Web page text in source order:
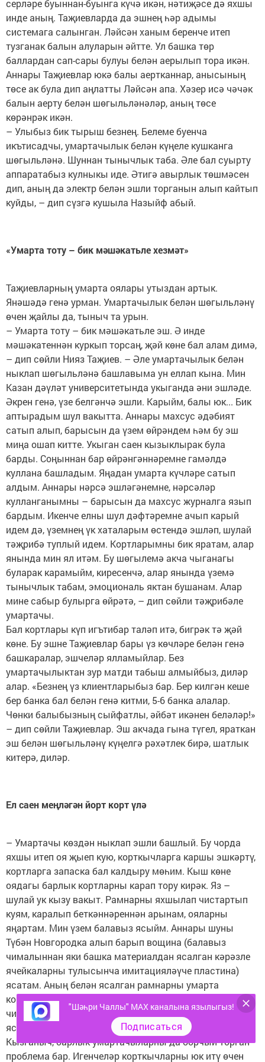
серләре буыннан-буынга күчә икән, нәтиҗәсе дә яхшы
инде аның. Таҗиевларда да эшнең һәр адымы
системага салынган. Ләйсән ханым беренче итеп
тузганак балын алуларын әйтте. Ул башка төр
баллардан сап-сары булуы белән аерылып тора икән.
Аннары Таҗиевлар юкә балы аертканнар, анысының
төсе ак була дип аңлатты Ләйсән апа. Хәзер исә чәчәк
балын аерту белән шөгыльләнәләр, аның төсе
көрәнрәк икән.
– Улыбыз бик тырыш безнең. Белеме буенча
икътисадчы, умартачылык белән күңеле кушканга
шөгыльләнә. Шуннан тынычлык таба. Әле бал суырту
аппаратабыз кулныкы иде. Әтигә авырлык төшмәсен
дип, аның да электр белән эшли торганын алып кайтып
куйды, – дип сүзгә кушыла Назыйф абый.
«Умарта тоту – бик мәшәкатьле хезмәт»
Таҗиевларның умарта оялары утыздан артык.
Янәшәдә генә урман. Умартачылык белән шөгыльләнү
өчен җайлы да, тыныч та урын.
– Умарта тоту – бик мәшәкатьле эш. Ә инде
мәшәкатеннән куркып торсаң, җәй көне бал алам димә,
– дип сөйли Нияз Таҗиев. – Әле умартачылык белән
ныклап шөгыльләнә башлавыма ун еллап кына. Мин
Казан дәүләт университетында укыганда әни эшләде.
Әкрен генә, үзе белгәнчә эшли. Карыйм, балы юк... Бик
аптырадым шул вакытта. Аннары махсус әдәбият
сатып алып, барысын да үзем өйрәндем һәм бу эш
миңа ошап китте. Укыган саен кызыклырак була
барды. Соңыннан бар өйрәнгәннәремне гамәлдә
куллана башладым. Яңадан умарта күчләре сатып
алдым. Аннары нәрсә эшләгәнемне, нәрсәләр
кулланганымны – барысын да махсус журналга язып
бардым. Икенче елны шул дәфтәремне ачып карый
идем дә, үземнең үк хаталарым өстендә эшләп, шулай
тәҗрибә туплый идем. Кортларымны бик яратам, алар
янында мин ял итәм. Бу шөгылемә акча чыганагы
буларак карамыйм, киресенчә, алар янында үземә
тынычлык табам, эмоциональ яктан бушанам. Алар
мине сабыр булырга өйрәтә, – дип сөйли тәҗрибәле
умартачы.
Бал кортлары күп игътибар таләп итә, бигрәк тә җәй
көне. Бу эшне Таҗиевлар бары үз көчләре белән генә
башкаралар, эшчеләр ялламыйлар. Без
умартачылыктан зур матди табыш алмыйбыз, диләр
алар. «Безнең үз клиентларыбыз бар. Бер килгән кеше
бер банка бал белән генә китми, 5-6 банка алалар.
Чөнки балыбызның сыйфатлы, әйбәт икәнен беләләр!»
– дип сөйли Таҗиевлар. Эш акчада гына түгел, яраткан
эш белән шөгыльләнү күңелгә рәхәтлек бирә, шатлык
китерә, диләр.
Ел саен меңләгән йорт корт үлә
– Умартачы көздән ныклап эшли башлый. Бу чорда
яхшы итеп оя җыеп кую, корткычларга каршы эшкәртү,
кортларга запаска бал калдыру мөһим. Кыш көне
оядагы барлык кортларны карап тору кирәк. Яз –
шулай ук кызу вакыт. Рамнарны яхшылап чистартып
куям, каралып беткәннәреннән арынам, ояларны
яңартам. Мин үзем балавыз ясыйм. Аннары шуны
Түбән Новгородка алып барып вощина (балавыз
чималыннан яки башка материалдан ясалган кәрәзле
ячейкаларны тулысынча имитацияләүче пластина)
ясатам. Аның белән ясалган рамнарны умарта
кортлары оясына урнаштыралар. Кортлар, үз
чиратында, шуларны файдаланып яңа кәрәзләр
ясыйлар, – дип аңлата Нияз.
Кызганыч, барлык умартачыларны да борчый торган
проблема бар. Игенчеләр корткычларны юк итү өчен
"Шәһри Чаллы" MAX каналына язылыгыз!
Подписаться